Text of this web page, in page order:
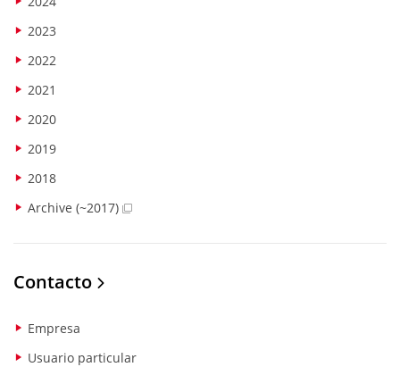
2023
2022
2021
2020
2019
2018
Archive (~2017)
Contacto
Empresa
Usuario particular